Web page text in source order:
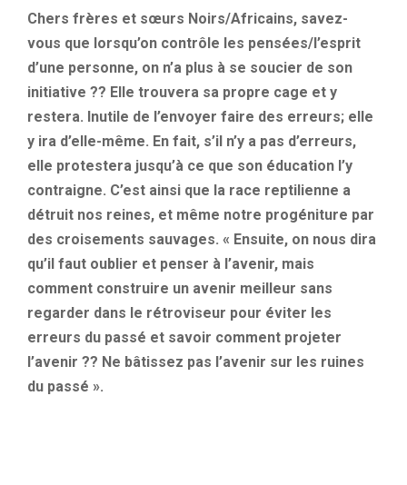
Chers frères et sœurs Noirs/Africains, savez-
vous que lorsqu’on contrôle les pensées/l’esprit
d’une personne, on n’a plus à se soucier de son
initiative ?? Elle trouvera sa propre cage et y
restera. Inutile de l’envoyer faire des erreurs; elle
y ira d’elle-même. En fait, s’il n’y a pas d’erreurs,
elle protestera jusqu’à ce que son éducation l’y
contraigne. C’est ainsi que la race reptilienne a
détruit nos reines, et même notre progéniture par
des croisements sauvages. « Ensuite, on nous dira
qu’il faut oublier et penser à l’avenir, mais
comment construire un avenir meilleur sans
regarder dans le rétroviseur pour éviter les
erreurs du passé et savoir comment projeter
l’avenir ?? Ne bâtissez pas l’avenir sur les ruines
du passé ».